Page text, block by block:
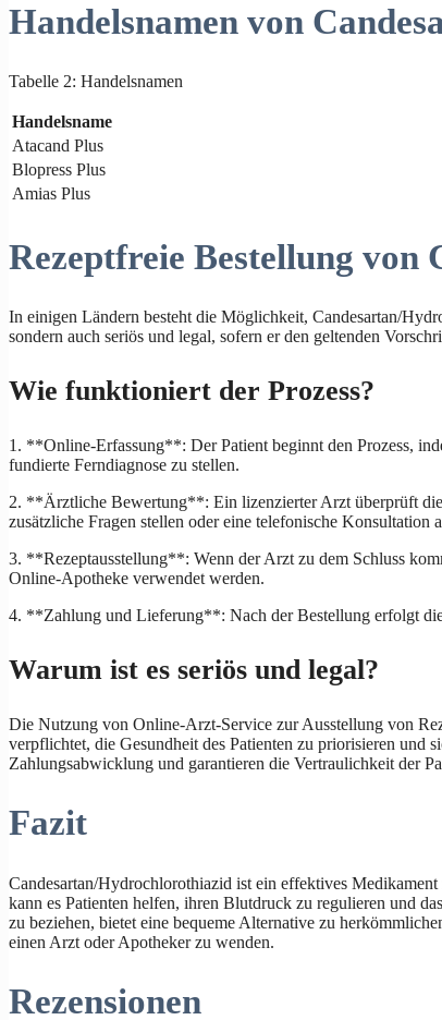
Handelsnamen von
Tabelle 2: Handelsnamen
Handelsname
Atacand Plus
Blopress Plus
Amias Plus
Rezeptfreie Bestellung
In einigen Ländern besteht die Möglichkeit, Candesartan/
sondern auch seriös und legal, sofern er den geltenden
Wie funktioniert der Prozess?
1. **Online-Erfassung**: Der Patient beginnt den Prozess,
fundierte Ferndiagnose zu stellen.
2. **Ärztliche Bewertung**: Ein lizenzierter Arzt überprüft die
zusätzliche Fragen stellen oder eine telefonische Konsultation
3. **Rezeptausstellung**: Wenn der Arzt zu dem Schluss
Online-Apotheke verwendet werden.
4. **Zahlung und Lieferung**: Nach der Bestellung erfolgt
Warum ist es seriös und legal?
Die Nutzung von Online-Arzt-Service zur Ausstellung von
verpflichtet, die Gesundheit des Patienten zu priorisieren und
Zahlungsabwicklung und garantieren die Vertraulichkeit der
Fazit
Candesartan/Hydrochlorothiazid ist ein effektives
kann es Patienten helfen, ihren Blutdruck zu regulieren und
zu beziehen, bietet eine bequeme Alternative zu
einen Arzt oder Apotheker zu wenden.
Rezensionen